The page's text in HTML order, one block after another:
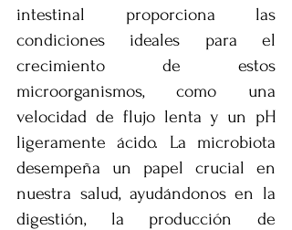
intestinal proporciona las
condiciones ideales para el
crecimiento de estos
microorganismos, como una
velocidad de flujo lenta y un pH
ligeramente ácido. La microbiota
desempeña un papel crucial en
nuestra salud, ayudándonos en la
digestión, la producción de